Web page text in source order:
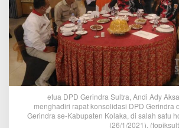
etua DPD Gerindra Sultra, Andi Ady
menghadiri rapat konsolidasi DPD Gerindra
Gerindra se-Kabupaten Kolaka, di salah satu
(26/1/2021).